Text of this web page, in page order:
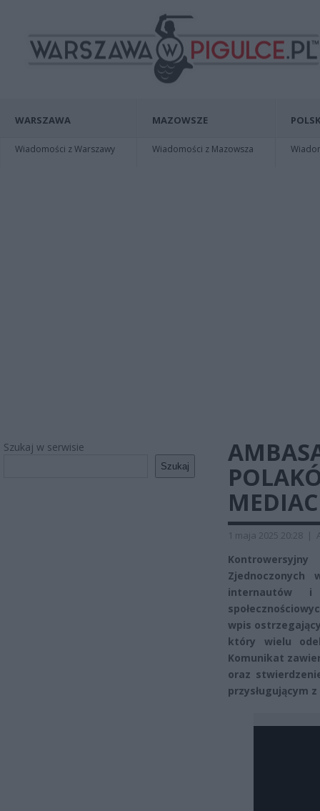
WARSZAWA
Wiadomości z Warszawy
MAZOWSZE
Wiadomości z Mazowsza
Szukaj w serwisie
Szukaj
1 maja 2025 20:28 |
Zjednoczonych
internautów
wpis
który wielu
Komunikat
oraz
przysługującym